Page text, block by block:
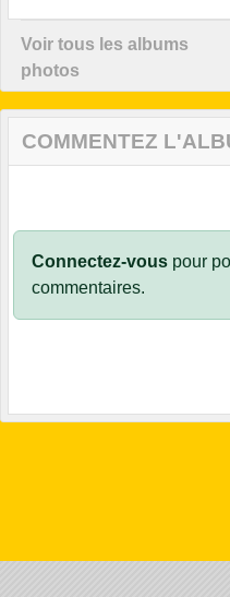
Voir tous les albums
photos
COMMENTEZ
Connectez-vous pour
commentaires.